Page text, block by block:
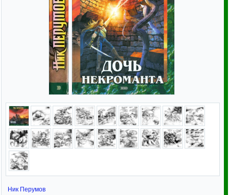
Ник Перумов